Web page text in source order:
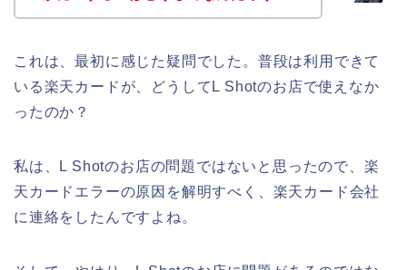
これは、最初に感じた疑問でした。普段は利用できて
いる楽天カードが、どうしてL Shotのお店で使えなか
ったのか？
私は、L Shotのお店の問題ではないと思ったので、楽
天カードエラーの原因を解明すべく、楽天カード会社
に連絡をしたんですよね。